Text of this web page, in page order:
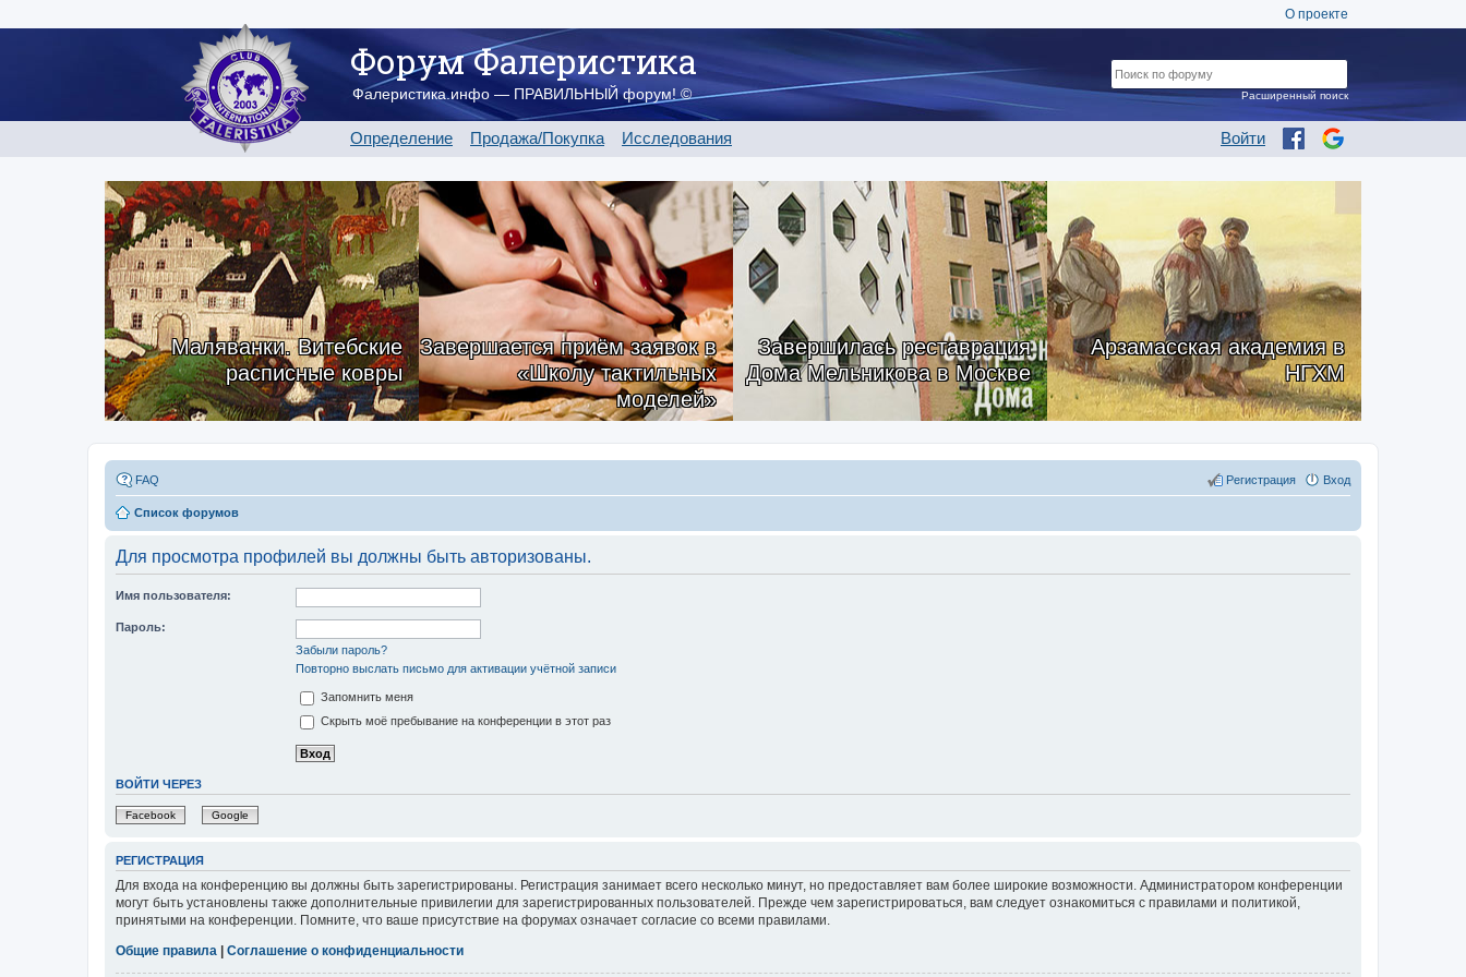
О проекте
Форум Фалеристика
Фалеристика.инфо — ПРАВИЛЬНЫЙ форум! ©
Определение Продажа/Покупка Исследования Войти
Расширенный поиск
Маляванки. Витебские
расписные ковры
Завершается приём заявок в
«Школу тактильных
моделей»
Завершилась реставрация
Дома Мельникова в Москве
Арзамасская академия в
НГХМ
FAQ Вход
Регистрация
Список форумов
Для просмотра профилей вы должны быть авторизованы.
Имя пользователя:
Пароль:
Забыли пароль?
Повторно выслать письмо для активации учётной записи
Запомнить меня
Скрыть моё пребывание на конференции в этот раз
ВОЙТИ ЧЕРЕЗ
Facebook Google
РЕГИСТРАЦИЯ
Для входа на конференцию вы должны быть зарегистрированы. Регистрация занимает всего несколько минут, но предоставляет вам более широкие возможности. Администратором конференции
могут быть установлены также дополнительные привилегии для зарегистрированных пользователей. Прежде чем зарегистрироваться, вам следует ознакомиться с правилами и политикой,
принятыми на конференции. Помните, что ваше присутствие на форумах означает согласие со всеми правилами.
Общие правила
Соглашение о конфиденциальности